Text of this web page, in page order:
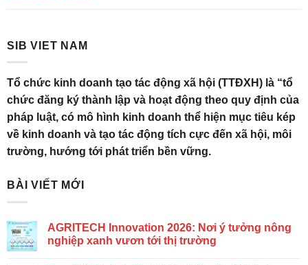
SIB VIET NAM
Tổ chức kinh doanh tạo tác động xã hội (TTĐXH) là “tổ
chức đăng ký thành lập và hoạt động theo quy định của
pháp luật, có mô hình kinh doanh thể hiện mục tiêu kép
về kinh doanh và tạo tác động tích cực đến xã hội, môi
trường, hướng tới phát triển bền vững.
BÀI VIẾT MỚI
AGRITECH Innovation 2026: Nơi ý tưởng nông
nghiệp xanh vươn tới thị trường